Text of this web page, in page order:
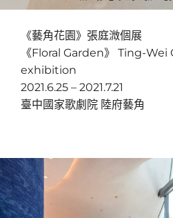
《藝角花園》張庭溦個展
《Floral Garden》 Ting-
exhibition
2021.6.25 – 2021.7.21
臺中國家歌劇院 陸府藝角